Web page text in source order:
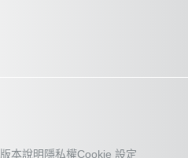
版本說明 隱私權Cookie 設定